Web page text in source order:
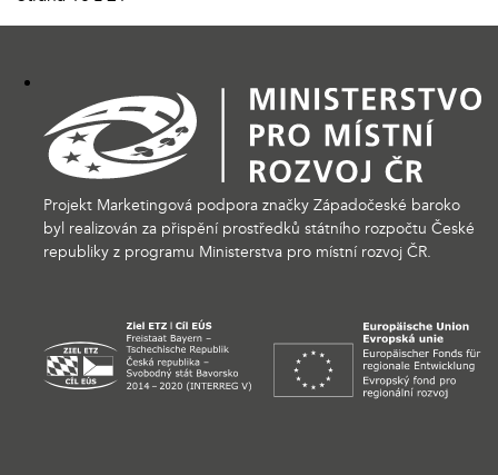
Projekt Marketingová podpora značky Západočeské baroko
byl realizován za přispění prostředků státního rozpočtu České
republiky z programu Ministerstva pro místní rozvoj ČR.